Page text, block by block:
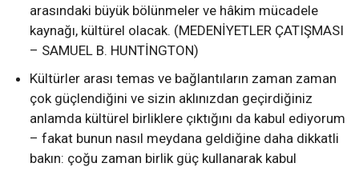
arasındaki büyük bölünmeler ve hâkim mücadele
kaynağı, kültürel olacak. (MEDENİYETLER ÇATIŞMASI
– SAMUEL B. HUNTİNGTON)
Kültürler arası temas ve bağlantıların zaman zaman
çok güçlendiğini ve sizin aklınızdan geçirdiğiniz
anlamda kültürel birliklere çıktığını da kabul ediyorum
– fakat bunun nasıl meydana geldiğine daha dikkatli
bakın: çoğu zaman birlik güç kullanarak kabul